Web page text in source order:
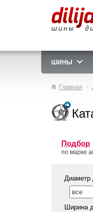
ШИНЫ
Главная
Подбор
по марке
Диаметр
Ширина